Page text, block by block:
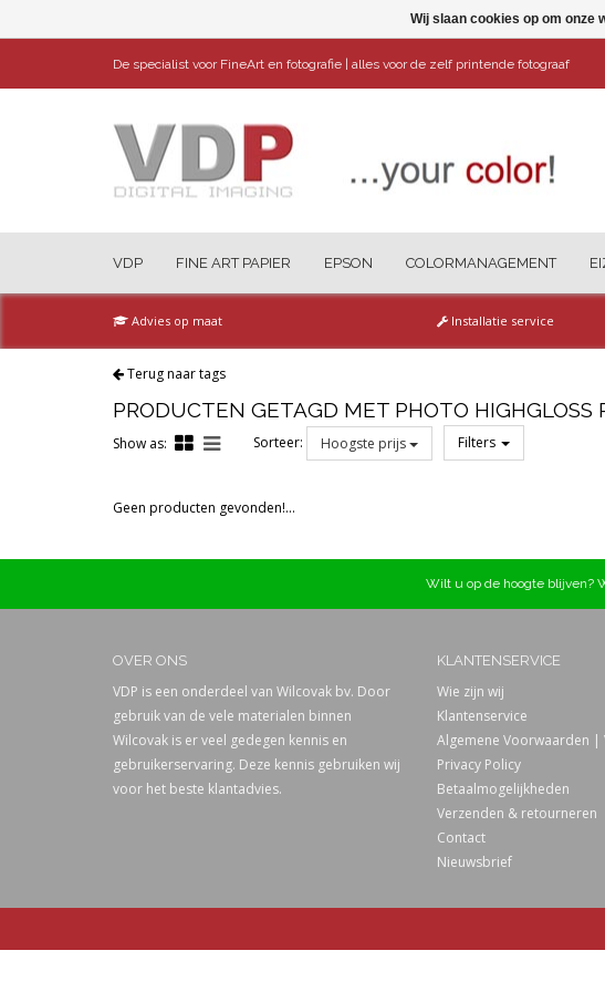
De specialist voor FineArt en fotografie | alles voor de zelf printende fotograaf
VDP FINE ART PAPIER EPSON COLORMANAGEMENT
Advies op maat Installatie service
Terug naar tags
PRODUCTEN GETAGD MET PHOTO HIGHGLOSS
Show as: Sorteer: Hoogste prijs Filters
Prijs
Geen producten gevonden!...
Wilt u op de hoogte blijven?
OVER ONS
VDP is een onderdeel van Wilcovak bv. Door
gebruik van de vele materialen binnen
Wilcovak is er veel gedegen kennis en
gebruikerservaring. Deze kennis gebruiken wij
voor het beste klantadvies.
KLANTENSERVICE
Wie zijn wij
Klantenservice
Algemene Voorwaarden |
Privacy Policy
Betaalmogelijkheden
Verzenden & retourneren
Contact
Nieuwsbrief
Wij slaan cookies op om onze